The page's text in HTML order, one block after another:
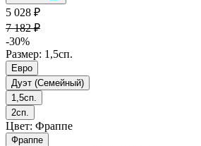
5 028 ₽
7 182 ₽
-30%
Размер: 1,5сп.
Евро
Дуэт (Семейный)
1,5сп.
2сп.
Цвет: Фраппе
Фраппе